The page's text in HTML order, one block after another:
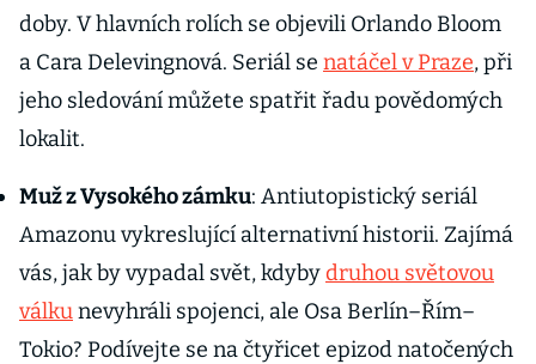
doby. V hlavních rolích se objevili Orlando Bloom
a Cara Delevingnová. Seriál se natáčel v Praze, při
jeho sledování můžete spatřit řadu povědomých
lokalit.
Muž z Vysokého zámku: Antiutopistický seriál
Amazonu vykreslující alternativní historii. Zajímá
vás, jak by vypadal svět, kdybydruhou světovou
válkunevyhráli spojenci, ale Osa Berlín–Řím–
Tokio? Podívejte se na čtyřicet epizod natočených